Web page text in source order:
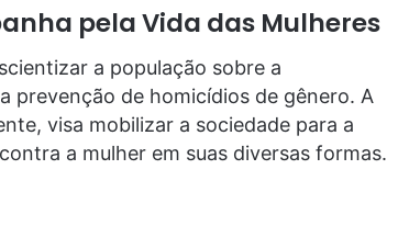
pela Vida das Mulheres
a população sobre a
prevenção de homicídios de gênero. A
visa mobilizar a sociedade para a
a mulher em suas diversas formas.